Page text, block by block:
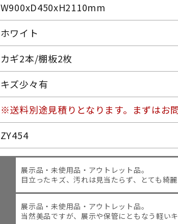
W900xD450xH2110mm
ホワイト
カギ2本/棚板2枚
キズ少々有
※送料別途見積りとなります。まずはお
ZY454
展示品・未使用品・アウトレット品。
目立ったキズ、汚れは見当たらず、とても綺麗
展示品・未使用品・アウトレット品。
当然美品ですが、展示や保管にともなう軽い